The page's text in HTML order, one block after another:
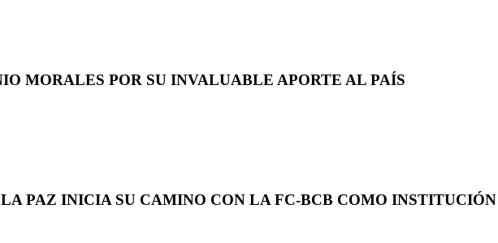
MORALES POR SU INVALUABLE APORTE AL PAÍS
PAZ INICIA SU CAMINO CON LA FC-BCB COMO